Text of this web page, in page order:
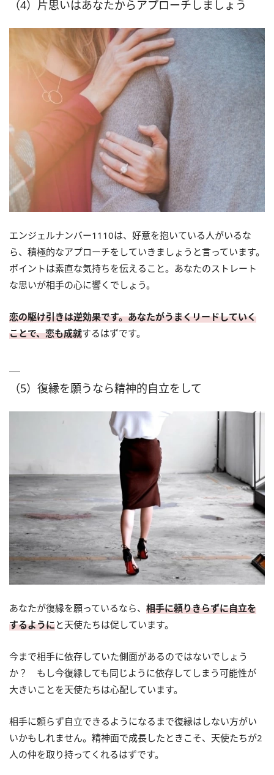
（4）片思いはあなたからアプローチしましょう
エンジェルナンバー1110は、好意を抱いている人がいるな
ら、積極的なアプローチをしていきましょうと言っています。
ポイントは素直な気持ちを伝えること。あなたのストレート
な思いが相手の心に響くでしょう。
恋の駆け引きは逆効果です。あなたがうまくリードしていく
ことで、恋も成就するはずです。
（5）復縁を願うなら精神的自立をして
あなたが復縁を願っているなら、 相手に頼りきらずに自立を
するようにと天使たちは促しています。
今まで相手に依存していた側面があるのではないでしょう
か？ もし今復縁しても同じように依存してしまう可能性が
大きいことを天使たちは心配しています。
相手に頼らず自立できるようになるまで復縁はしない方がい
いかもしれません。精神面で成長したときこそ、天使たちが2
人の仲を取り持ってくれるはずです。